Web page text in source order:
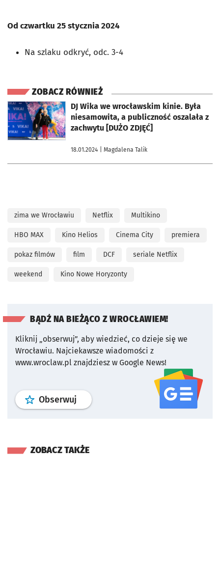
Od czwartku 25 stycznia 2024
Na szlaku odkryć, odc. 3-4
ZOBACZ RÓWNIEŻ
DJ Wika we wrocławskim kinie. Była
niesamowita, a publiczność oszalała z
zachwytu [DUŻO ZDJĘĆ]
18.01.2024 | Magdalena Talik
otworzy się w nowej karcie
zima we Wrocławiu Netflix Multikino
HBO MAX Kino Helios Cinema City premiera
pokaz filmów film DCF seriale Netflix
weekend Kino Nowe Horyzonty
BĄDŹ NA BIEŻĄCO Z WROCŁAWIEM!
Kliknij „obserwuj”, aby wiedzieć, co dzieje się we
Wrocławiu. Najciekawsze wiadomości z
www.wroclaw.pl znajdziesz w Google News!
Obserwuj profil serwisu
ZOBACZ TAKŻE